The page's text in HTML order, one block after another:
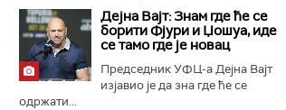
Дејна Вајт: Знам где ће се
борити Фјури и Џошуа, иде
се тамо где је новац
Председник УФЦ-а Дејна Вајт
изјавио је да зна где ће се
одржати...